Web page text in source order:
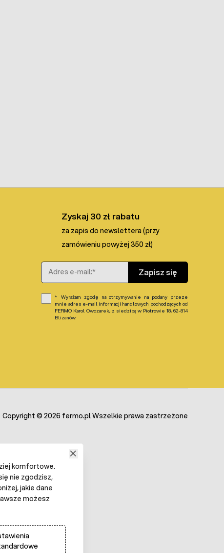
Zyskaj 30 zł rabatu
za zapis do newslettera (przy
zamówieniu powyżej 350 zł)
Adres e-mail
Zapisz się
Wyrażam zgodę na otrzymywanie na podany przeze
mnie adres e-mail informacji handlowych pochodzących od
FERMO Karol Owczarek, z siedzibą w Piotrowie 18, 62-814
Blizanów.
Copyright © 2026 fermo.pl Wszelkie prawa zastrzeżone
komfortowe.
nie zgodzisz,
jakie dane
możesz